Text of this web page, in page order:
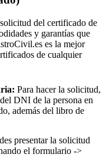
del certificado de
y garantías que
es la mejor
de cualquier
Para hacer la solicitud,
DNI de la persona en
además del libro de
presentar la solicitud
el formulario ->